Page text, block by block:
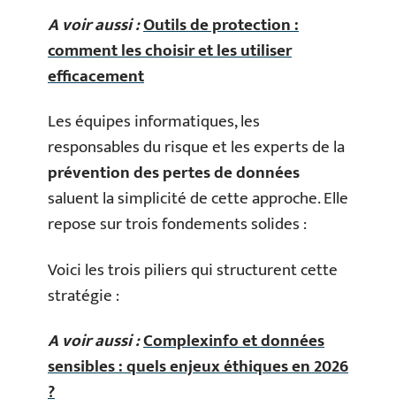
A voir aussi :Outils de protection :
comment les choisir et les utiliser
efficacement
Les équipes informatiques, les
responsables du risque et les experts de la
prévention des pertes de données
saluent la simplicité de cette approche. Elle
repose sur trois fondements solides :
Voici les trois piliers qui structurent cette
stratégie :
A voir aussi :Complexinfo et données
sensibles : quels enjeux éthiques en 2026
?